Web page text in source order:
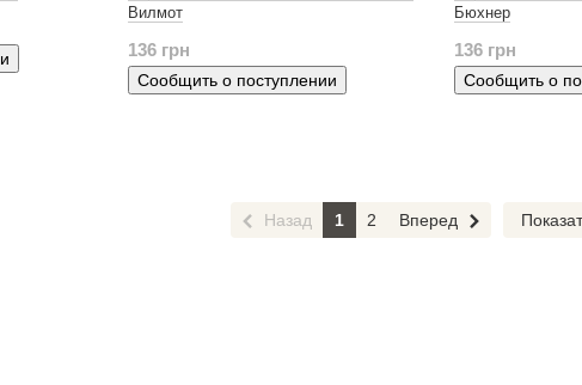
Вилмот
136 грн
Сообщить о поступлении
Бюхнер
136 грн
Сообщить о
Назад 1 2 Вперед